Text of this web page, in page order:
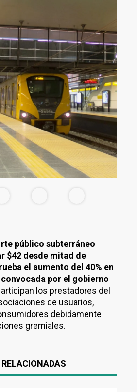
público subterráneo
$42 desde mitad de
el aumento del 40% en
por el gobierno
los prestadores del
de usuarios,
debidamente
gremiales.